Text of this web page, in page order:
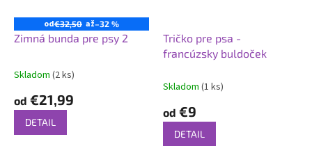
od€32,50 až–32 %
Zimná bunda pre psy 2
Priemerné
produktu
5,0
Skladom (2 ks)
od €21,99
DETAIL
Tričko pre psa -
francúzsky buldoček
Skladom (1 ks)
od €9
DETAIL